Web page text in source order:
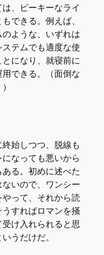
、ピーキーなライ
できる。例えば、
ような、いずれは
テムでも適度な使
になり、就寝前に
できる。（面倒な
始しつつ、脱線も
なっても悪いから
る。初めに述べた
いので、ワンシー
って、それから読
すればロマンを掻
け入れられると思
うだけだ。